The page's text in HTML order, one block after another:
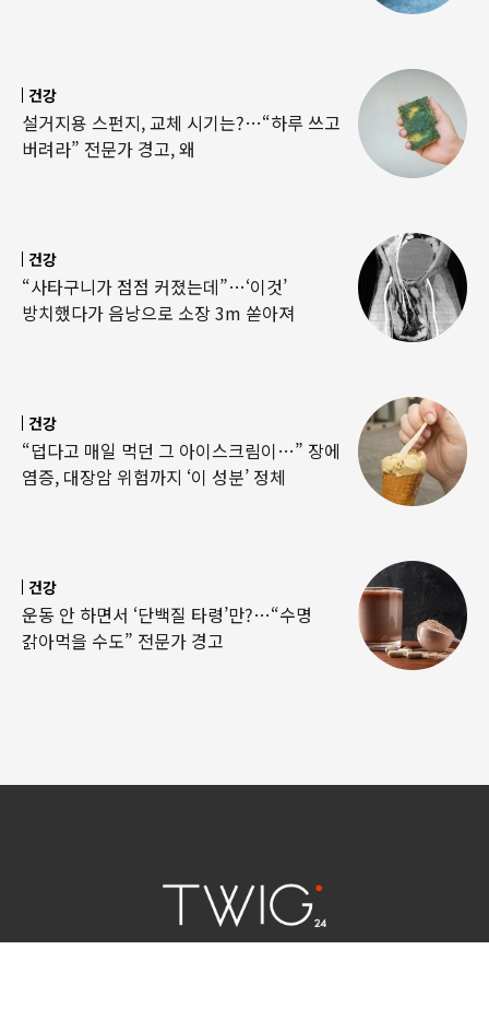
건강
설거지용 스펀지, 교체 시기는?…“하루 쓰고
버려라” 전문가 경고, 왜
건강
“사타구니가 점점 커졌는데”…‘이것’
방치했다가 음낭으로 소장 3m 쏟아져
건강
“덥다고 매일 먹던 그 아이스크림이…” 장에
염증, 대장암 위험까지 ‘이 성분’ 정체
건강
운동 안 하면서 ‘단백질 타령’만?…“수명
갉아먹을 수도” 전문가 경고